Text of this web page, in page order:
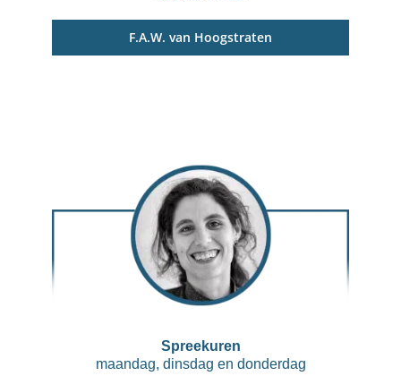
F.A.W. van Hoogstraten
Spreekuren
maandag, dinsdag en donderdag